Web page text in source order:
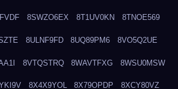
8SWZO6EX 8T1UV0KN 8TNOE569
8ULNF9FD 8UQ89PM6 8VO5Q2UE
8VTQSTRQ 8WAVTFXG 8WSU0MSW
8X4X9YOL 8X79OPDP 8XCY80VZ